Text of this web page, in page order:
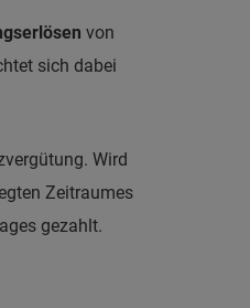
von
sich dabei
Wird
Zeitraumes
gezahlt.